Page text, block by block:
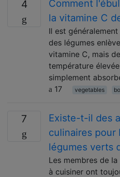
4
Comment
la vitamine C
Il est
des légumes
vitamine C, mais
température
simplement
17
vegetables
7
Existe-t-il des
culinaires pour
légumes verts
Les membres de
à cuisiner ont